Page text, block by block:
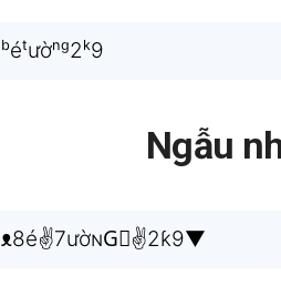
ᵇéᵗườⁿᵍ2ᵏ9
Ngẫu
ᴥ8é✌7ườɴG⃟✌2ƙ9▼